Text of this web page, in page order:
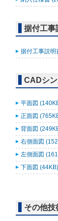
据付工事
据付工事説明
CADシ
平面図
正面図
背面図
右側面図
左側面図
下面図 (44KB)
その他技